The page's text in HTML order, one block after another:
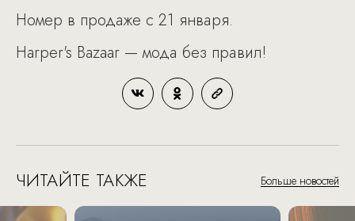
Номер в продаже с 21 января.
Harper's Bazaar — мода без правил!
ЧИТАЙТЕ ТАКЖЕ Больше новостей